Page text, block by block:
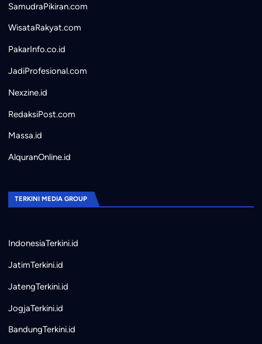
SamudraPikiran.com
WisataRakyat.com
PakarInfo.co.id
JadiProfesional.com
Nexzine.id
RedaksiPost.com
Massa.id
AlquranOnline.id
TERKINI MEDIA GROUP
IndonesiaTerkini.id
JatimTerkini.id
JatengTerkini.id
JogjaTerkini.id
BandungTerkini.id